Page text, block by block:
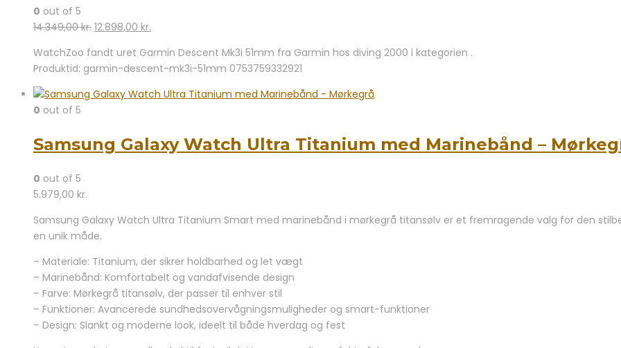
0 out of 5
14.349,00kr. Den
pris
var:
14.349,00 kr..
12.898,00 kr.
pris
er:
12.898,00 kr..
WatchZoo fandt uret Garmin Descent Mk3i 51mm fra Garmin hos diving 2000 i kategorien .
Produktid: garmin-descent-mk3i-51mm 0753759332921
0 out of 5
Samsung Galaxy Watch Ultra Titanium med Marinebånd –
0 out of 5
5.979,00 kr.
Samsung Galaxy Watch Ultra Titanium Smart med marinebånd i mørkegrå titansølv er et fremragende valg for den
en unik måde.
– Materiale: Titanium, der sikrer holdbarhed og let vægt
– Marinebånd: Komfortabelt og vandafvisende design
– Farve: Mørkegrå titansølv, der passer til enhver stil
– Funktioner: Avancerede sundhedsovervågningsmuligheder og smart-funktioner
– Design: Slankt og moderne look, ideelt til både hverdag og fest